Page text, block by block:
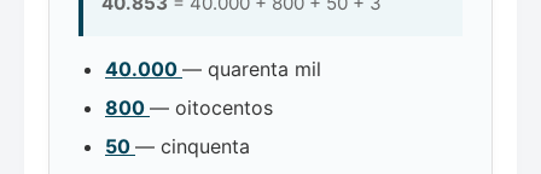
40.000 — quarenta mil
800 — oitocentos
50 — cinquenta